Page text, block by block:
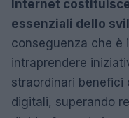
Internet
essenziali dello
conseguenza che è
intraprendere
straordinari benefici
digitali, superando